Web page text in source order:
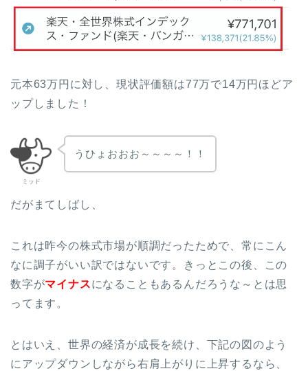
元本63万円に対し、現状評価額は77万で14万円ほどア
ップしました！
ミッド
うひょおおお～～～～！！
だがまてしばし、
これは昨今の株式市場が順調だったためで、常にこん
なに調子がいい訳ではないです。きっとこの後、この
数字がマイナスになることもあるんだろうな～とは思
ってます。
とはいえ、世界の経済が成長を続け、下記の図のよう
にアップダウンしながら右肩上がりに上昇するなら、